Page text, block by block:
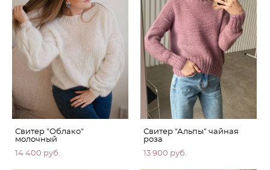
Свитер "Облако"
молочный
14 400 pуб.
Свитер "Альпы" чайная
роза
13 900 pуб.